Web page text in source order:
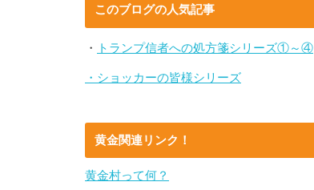
このブログの人気記事
・ トランプ信者への処方箋シリーズ①～④
・ショッカーの皆様シリーズ
黄金関連リンク！
黄金村って何？